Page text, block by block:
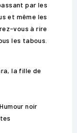
par les
et même les
vous à rire
les tabous.
la fille de
noir